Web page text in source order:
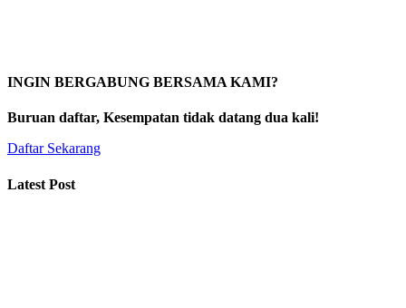
INGIN BERGABUNG BERSAMA KAMI?
Buruan daftar, Kesempatan tidak datang dua kali!
Daftar Sekarang
Latest Post